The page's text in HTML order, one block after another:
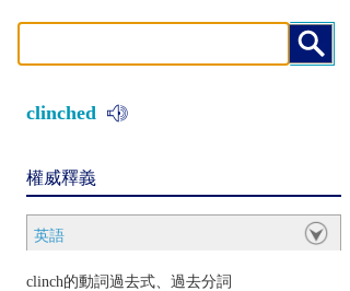
clinched
權威釋義
英語
clinch的動詞過去式、過去分詞